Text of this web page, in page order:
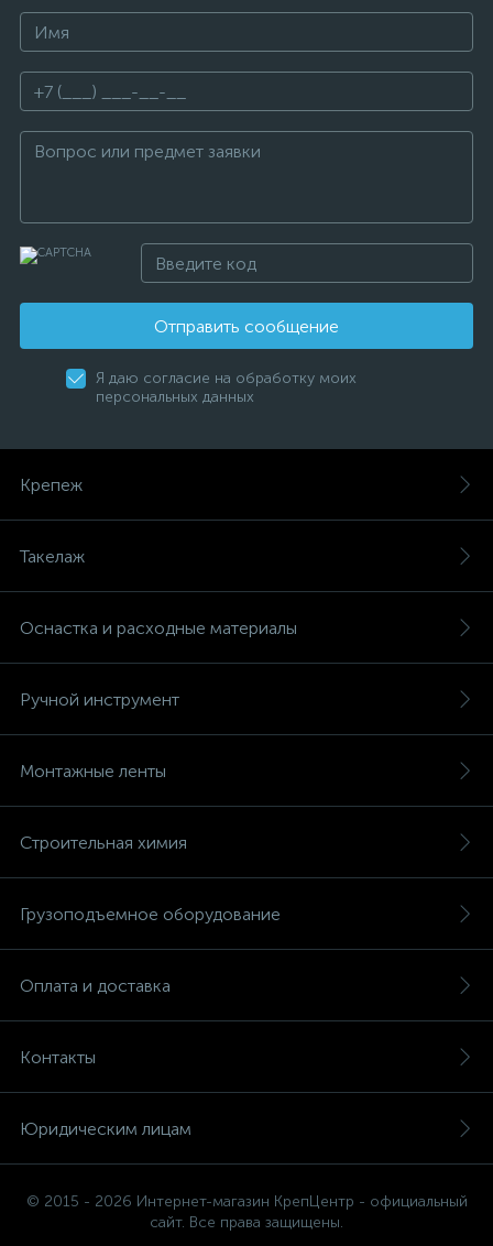
Отправить сообщение
Я даю согласие на обработку моих
персональных данных
Крепеж
Такелаж
Оснастка и расходные материалы
Ручной инструмент
Монтажные ленты
Строительная химия
Грузоподъемное оборудование
Оплата и доставка
Контакты
Юридическим лицам
© 2015 - 2026 Интернет-магазин КрепЦентр - официальный
сайт. Все права защищены.